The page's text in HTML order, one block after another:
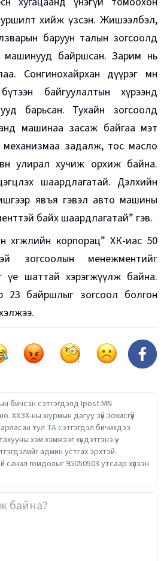
хийж үзсэн. Жишээлбэл,
баруун талын зогсоолд
байршсан. Зарим нь
Сонгинохайрхан дүүрэг мөн
байгуулалтын хүрээнд
барьсан. Тухайн зогсоолд
машинаа засаж байгаа мэт
механизмаа задалж, тос масло
улирал хучиж орхиж байна.
шаардлагатай. Дэлхийн
явъя гэвэл авто машины
байх шаардлагатай” гэв.
хөгжлийн корпорац” ХК-иас 50
зогсоолын менежментийг
үе шаттай хэрэгжүүлж байна.
23 байршлыг зогсоол болгон
бичсэн сэтгэгдэлд Ipost.MN
ХХЗХ-ны журмын дагуу зүй зохисгүй
тул ТА сэтгэгдэл бичихдээ
хэм хэмжээг хүндэтгэнэ үү.
админ устгах эрхтэй.
санал гомдолыг 95050503 утсаар хүлээн